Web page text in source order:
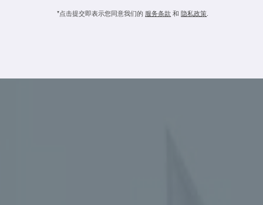
*点击提交即表示您同意我们的 服务条款 和 隐私政策.